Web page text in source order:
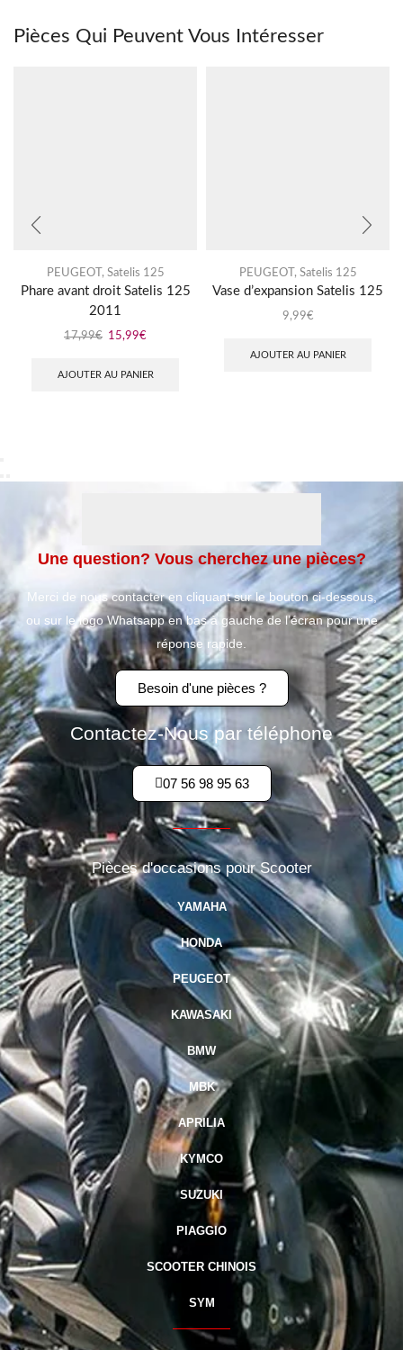
Pièces Qui Peuvent Vous Intéresser
PEUGEOT , Satelis 125
Phare avant droit Satelis 125
2011
17,99€ 15,99€
AJOUTER AU PANIER
PEUGEOT , Satelis 125
Vase d’expansion Satelis 125
9,99€
AJOUTER AU PANIER
Une question? Vous cherchez une pièces?
Merci de nous contacter en cliquant sur le bouton ci-dessous,
ou sur le logo Whatsapp en bas à gauche de l’écran pour une
réponse rapide.
Besoin d'une pièces ?
Contactez-Nous par téléphone
07 56 98 95 63
Pièces d'occasions pour Scooter
YAMAHA
HONDA
PEUGEOT
KAWASAKI
BMW
MBK
APRILIA
KYMCO
SUZUKI
PIAGGIO
SCOOTER CHINOIS
SYM